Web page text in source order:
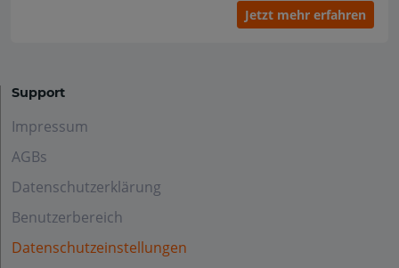
Jetzt mehr erfahren
Support
Impressum
AGBs
Datenschutzerklärung
Benutzerbereich
Datenschutzeinstellungen